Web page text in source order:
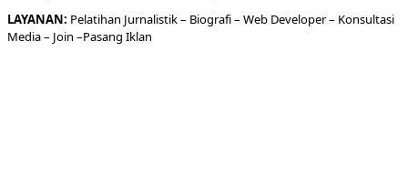
LAYANAN: Pelatihan Jurnalistik – Biografi– Web Developer– Konsultasi
Media– Join –Pasang Iklan